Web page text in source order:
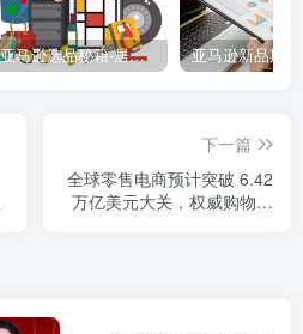
亚马逊选品秘籍-居中店铺掘金术：精铺卖家月入$10000的选品方案（附数据拆解）
下一篇
全球零售电商预计突破 6.42
万亿美元大关，权威购物应